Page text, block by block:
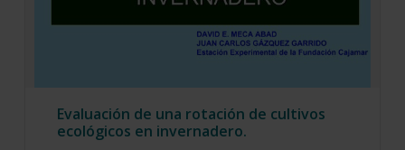
Evaluación de una rotación de cultivos
ecológicos en invernadero.